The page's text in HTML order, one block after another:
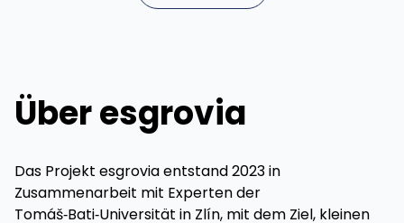
Über esgrovia
Das Projekt esgrovia entstand 2023 in
Zusammenarbeit mit Experten der
Tomáš‑Bati‑Universität in Zlín, mit dem Ziel, kleinen